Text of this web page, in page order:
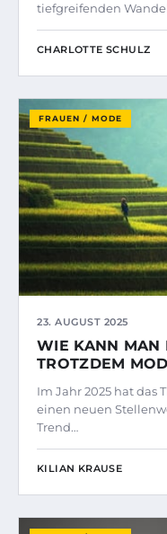
tiefgreifenden
CHARLOTTE SCHULZ
FRAUEN / MODE
23. AUGUST 2025
WIE KANN MAN
TROTZDEM
Im Jahr 2025 hat das
einen neuen
Trend…
KILIAN KRAUSE